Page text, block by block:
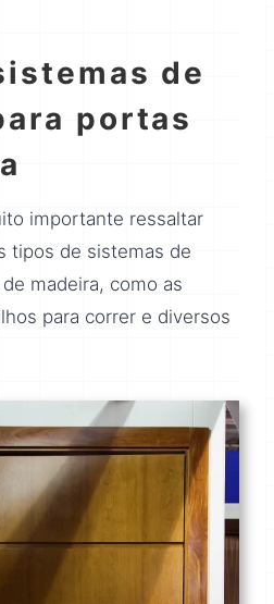
de
portas
importante ressaltar
tipos de sistemas de
madeira, como as
para correr e diversos